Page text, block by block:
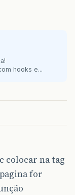
hooks e...
colocar na tag
for